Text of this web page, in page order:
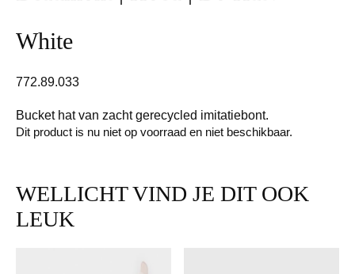
White
772.89.033
Bucket hat van zacht gerecycled imitatiebont.
Dit product is nu niet op voorraad en niet beschikbaar.
WELLICHT VIND JE DIT OOK
LEUK